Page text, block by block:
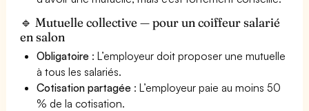
🔹 Mutuelle collective — pour un coiffeur salarié
en salon
Obligatoire : L’employeur doit proposer une mutuelle
à tous les salariés.
Cotisation partagée : L’employeur paie au moins 50
% de la cotisation.